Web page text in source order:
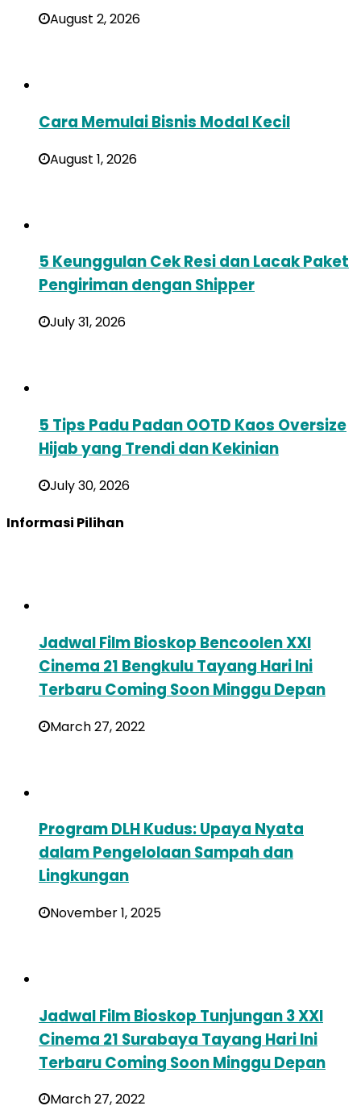
August 2, 2026
Cara Memulai Bisnis Modal Kecil
August 1, 2026
5 Keunggulan Cek Resi dan Lacak Paket
Pengiriman dengan Shipper
July 31, 2026
5 Tips Padu Padan OOTD Kaos Oversize
Hijab yang Trendi dan Kekinian
July 30, 2026
Informasi Pilihan
Jadwal Film Bioskop Bencoolen XXI
Cinema 21 Bengkulu Tayang Hari Ini
Terbaru Coming Soon Minggu Depan
March 27, 2022
Program DLH Kudus: Upaya Nyata
dalam Pengelolaan Sampah dan
Lingkungan
November 1, 2025
Jadwal Film Bioskop Tunjungan 3 XXI
Cinema 21 Surabaya Tayang Hari Ini
Terbaru Coming Soon Minggu Depan
March 27, 2022